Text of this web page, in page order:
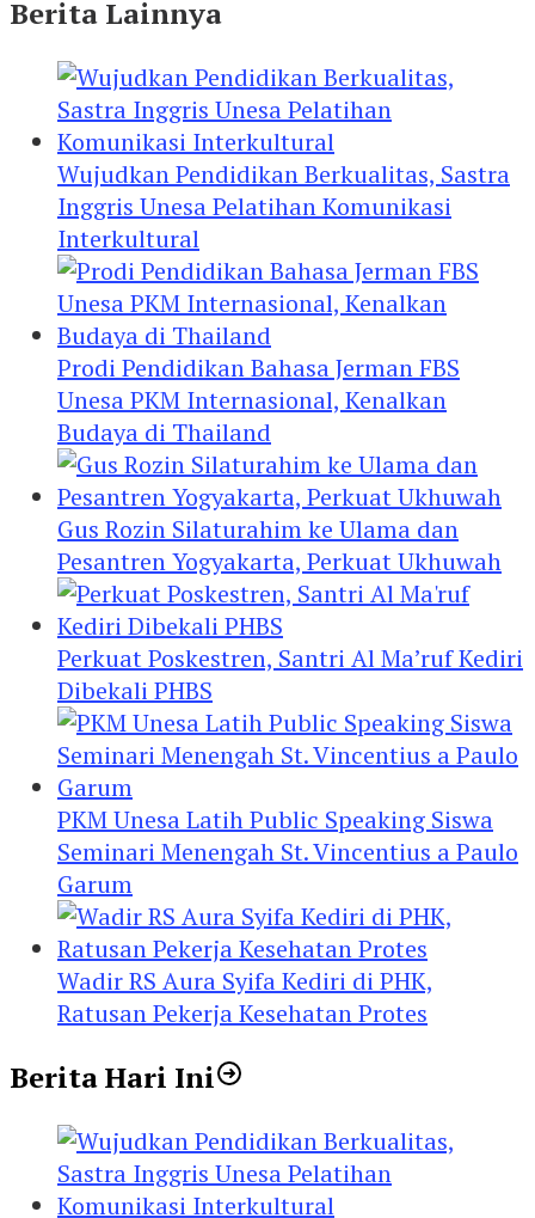
Berita Lainnya
Wujudkan Pendidikan Berkualitas, Sastra
Inggris Unesa Pelatihan Komunikasi
Interkultural
Prodi Pendidikan Bahasa Jerman FBS
Unesa PKM Internasional, Kenalkan
Budaya di Thailand
Gus Rozin Silaturahim ke Ulama dan
Pesantren Yogyakarta, Perkuat Ukhuwah
Perkuat Poskestren, Santri Al Ma’ruf Kediri
Dibekali PHBS
PKM Unesa Latih Public Speaking Siswa
Seminari Menengah St. Vincentius a Paulo
Garum
Wadir RS Aura Syifa Kediri di PHK,
Ratusan Pekerja Kesehatan Protes
Berita Hari Ini